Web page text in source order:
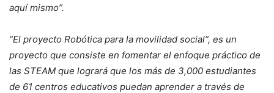
aquí mismo”.
“El proyecto Robótica para la movilidad social”, es un
proyecto que consiste en fomentar el enfoque práctico de
las STEAM que logrará que los más de 3,000 estudiantes
de 61 centros educativos puedan aprender a través de